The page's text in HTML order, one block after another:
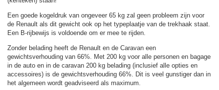
Een goede kogeldruk van ongeveer 65 kg zal geen probleem zijn voor
de Renault als dit gewicht ook op het typeplaatje van de trekhaak staat.
Een B-rijbewijs is voldoende om er mee te rijden.
Zonder belading heeft de Renault en de Caravan een
gewichtsverhouding van 66%. Met 200 kg voor alle personen en bagage
in de auto en in de caravan 200 kg belading (inclusief alle opties en
accessoires) is de gewichtsverhouding 66%. Dit is veel gunstiger dan in
het algemeen wordt geadviseerd als maximum.